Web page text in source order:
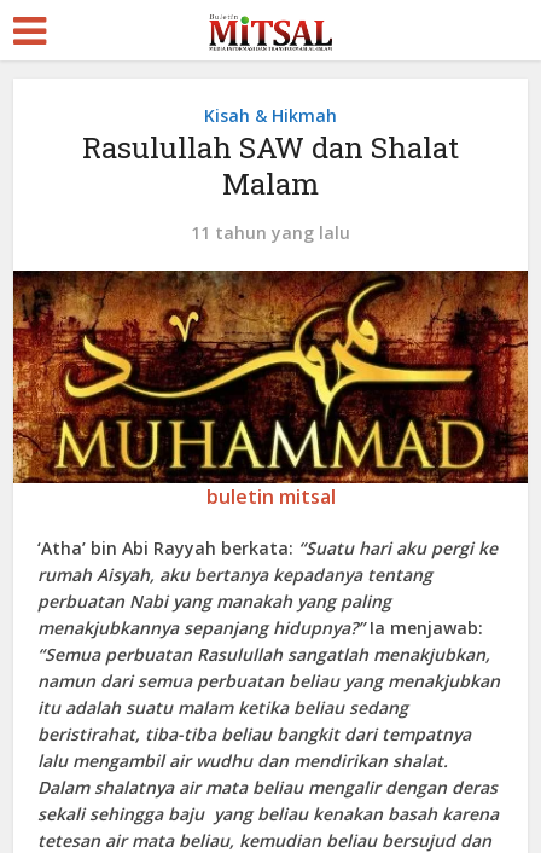
Kisah & Hikmah
Rasulullah SAW dan Shalat
Malam
11 tahun yang lalu
buletin mitsal
‘Atha’ bin Abi Rayyah berkata: “Suatu hari aku pergi ke
rumah Aisyah, aku bertanya kepadanya tentang
perbuatan Nabi yang manakah yang paling
menakjubkannya sepanjang hidupnya?”Ia menjawab:
“Semua perbuatan Rasulullah sangatlah menakjubkan,
namun dari semua perbuatan beliau yang menakjubkan
itu adalah suatu malam ketika beliau sedang
beristirahat, tiba-tiba beliau bangkit dari tempatnya
lalu mengambil air wudhu dan mendirikan shalat.
Dalam shalatnya air mata beliau mengalir dengan deras
sekali sehingga baju yang beliau kenakan basah karena
tetesan air mata beliau, kemudian beliau bersujud dan